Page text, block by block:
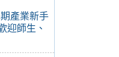
產業新手
迎師生、